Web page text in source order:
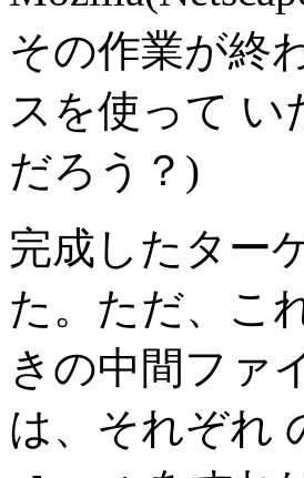
その作業が終
スを使って
だろう？)
完成したター
た。ただ、こ
きの中間ファ
は、それぞれ